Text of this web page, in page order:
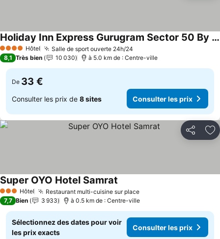
4 Étoiles Hôtel Salle de sport ouverte 24h/24
Holiday Inn Express Gurugram Sector 50 By Ihg
8,1 Très bien 10 030 à 5.0 km de : Centre-ville
De 33 €
Consulter les prix de 8 sites Consulter les prix
Partager
3 ÉtoilesHôtel Restaurant multi-cuisine sur place
Super OYO Hotel Samrat
7,7 Bien 3 933 à 0.5 km de : Centre-ville
Sélectionnez des dates pour voir
les prix exacts
Consulter les prix